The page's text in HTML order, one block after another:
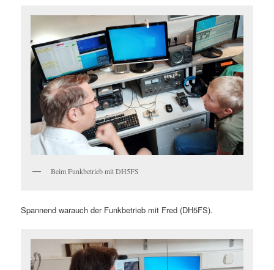
Beim Funkbetrieb mit DH5FS
Spannend warauch der Funkbetrieb mit Fred (DH5FS).